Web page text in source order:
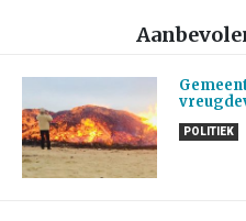
POLITIEK